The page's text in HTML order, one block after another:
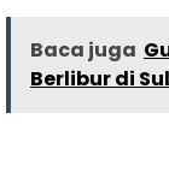
Baca juga
Berlibur di